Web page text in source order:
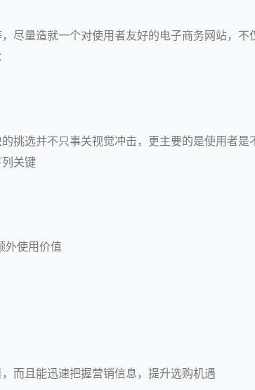
尽量造就一个对使用者友好的电子商务网站，不
挑选并不只事关视觉冲击，更主要的是使用者是
关键
外使用价值
而且能迅速把握营销信息，提升选购机遇